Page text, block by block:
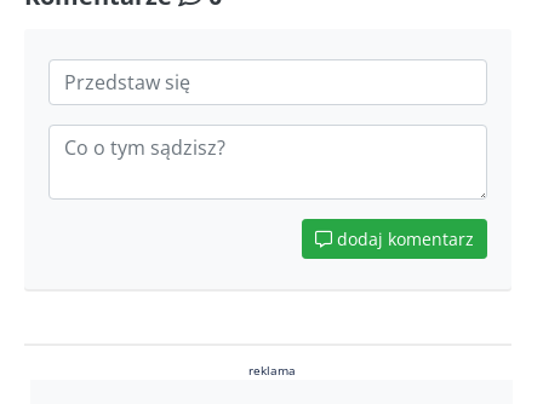
dodaj komentarz
reklama